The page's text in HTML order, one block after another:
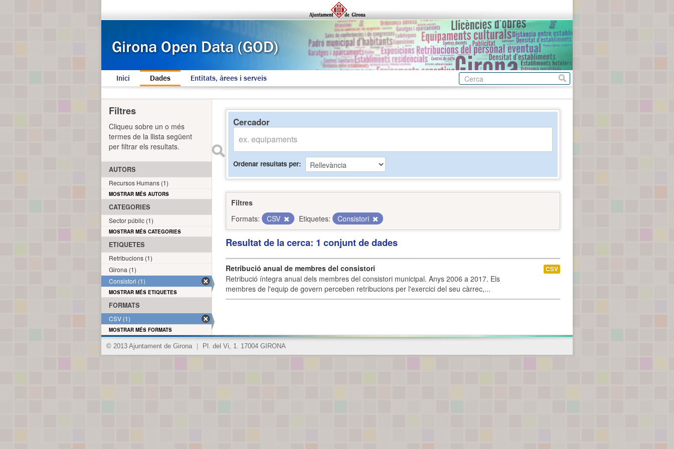
Inici Dades Entitats, àrees i serveis
Cercador
Ordenar resultats per
Filtres
Formats:
CSV Etiquetes: Consistori
Resultat de la cerca: 1 conjunt de dades
Retribució anual de membres del consistori
Retribució íntegra anual dels membres del consistori municipal. Anys 2006 a 2017. Els
membres de l'equip de govern perceben retribucions per l'exercici del seu càrrec,...
CSV
Filtres
Cliqueu sobre un o més
termes de la llista següent
per filtrar els resultats.
AUTORS
Recursos Humans (1)
MOSTRAR MÉS AUTORS
CATEGORIES
Sector públic (1)
MOSTRAR MÉS CATEGORIES
ETIQUETES
Retribucions (1)
Girona (1)
Consistori (1)
MOSTRAR MÉS ETIQUETES
FORMATS
CSV (1)
MOSTRAR MÉS FORMATS
© 2013 Ajuntament de Girona Pl. del Vi, 1. 17004 GIRONA